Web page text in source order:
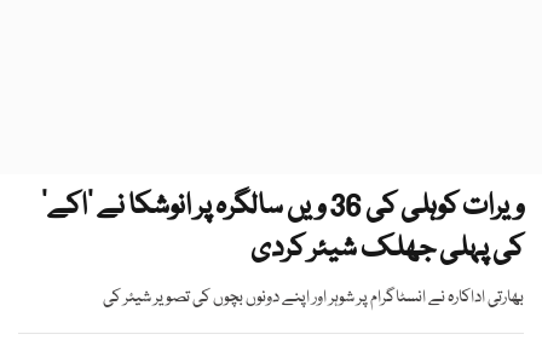
ویرات کوہلی کی 36 ویں سالگرہ پر انوشکا نے ’اکے‘
کی پہلی جھلک شیئر کردی
بھارتی اداکارہ نے انسٹاگرام پر شوہر اور اپنے دونوں بچوں کی تصویر شیئر کی